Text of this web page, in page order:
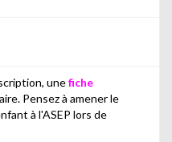
unefiche
Pensez à amener le
à l'ASEP lors de